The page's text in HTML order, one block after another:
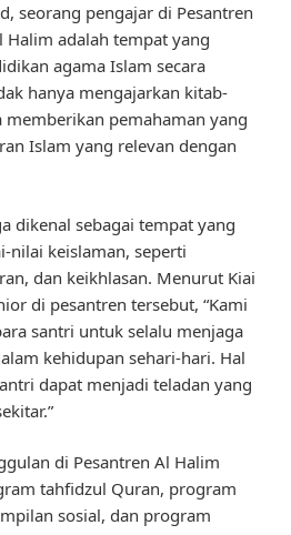
seorang pengajar di Pesantren
Halim adalah tempat yang
agama Islam secara
hanya mengajarkan kitab-
pemahaman yang
Islam yang relevan dengan
dikenal sebagai tempat yang
keislaman, seperti
dan keikhlasan. Menurut Kiai
di pesantren tersebut, “Kami
santri untuk selalu menjaga
kehidupan sehari-hari. Hal
dapat menjadi teladan yang
di Pesantren Al Halim
tahfidzul Quran, program
sosial, dan program